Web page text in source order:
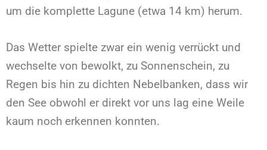
um die komplette Lagune (etwa 14 km) herum.
Das Wetter spielte zwar ein wenig verrückt und
wechselte von bewolkt, zu Sonnenschein, zu
Regen bis hin zu dichten Nebelbanken, dass wir
den See obwohl er direkt vor uns lag eine Weile
kaum noch erkennen konnten.